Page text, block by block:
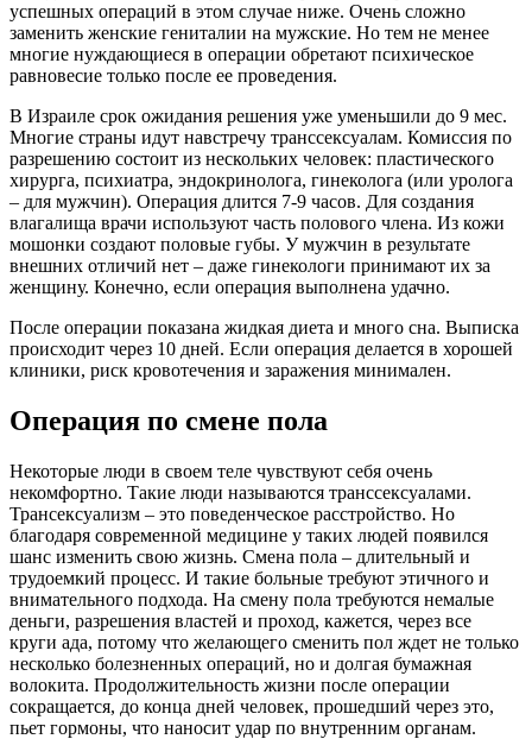
успешных операций в этом случае ниже. Очень сложно
заменить женские гениталии на мужские. Но тем не менее
многие нуждающиеся в операции обретают психическое
равновесие только после ее проведения.
В Израиле срок ожидания решения уже уменьшили до 9 мес.
Многие страны идут навстречу транссексуалам. Комиссия по
разрешению состоит из нескольких человек: пластического
хирурга, психиатра, эндокринолога, гинеколога (или уролога
– для мужчин). Операция длится 7-9 часов. Для создания
влагалища врачи используют часть полового члена. Из кожи
мошонки создают половые губы. У мужчин в результате
внешних отличий нет – даже гинекологи принимают их за
женщину. Конечно, если операция выполнена удачно.
После операции показана жидкая диета и много сна. Выписка
происходит через 10 дней. Если операция делается в хорошей
клиники, риск кровотечения и заражения минимален.
Операция по смене пола
Некоторые люди в своем теле чувствуют себя очень
некомфортно. Такие люди называются транссексуалами.
Трансексуализм – это поведенческое расстройство. Но
благодаря современной медицине у таких людей появился
шанс изменить свою жизнь. Смена пола – длительный и
трудоемкий процесс. И такие больные требуют этичного и
внимательного подхода. На смену пола требуются немалые
деньги, разрешения властей и проход, кажется, через все
круги ада, потому что желающего сменить пол ждет не только
несколько болезненных операций, но и долгая бумажная
волокита. Продолжительность жизни после операции
сокращается, до конца дней человек, прошедший через это,
пьет гормоны, что наносит удар по внутренним органам.